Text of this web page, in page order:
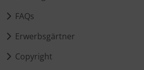
FAQs
Erwerbsgärtner
Copyright